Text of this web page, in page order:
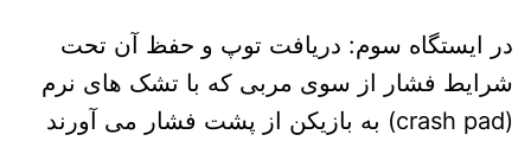
در ایستگاه سوم: دریافت توپ و حفظ آن تحت
شرایط فشار از سوی مربی که با تشک های نرم
(crash pad) به بازیکن از پشت فشار می آورند